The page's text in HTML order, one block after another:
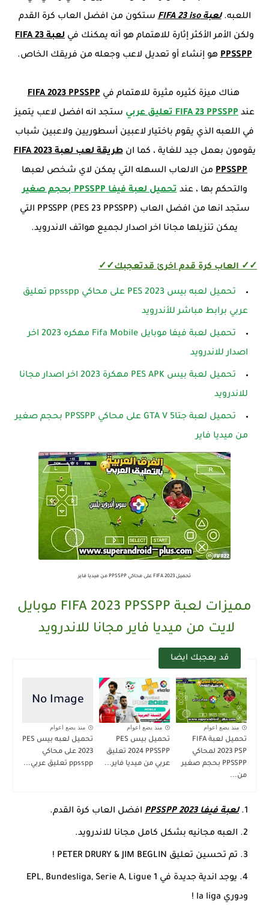
اللعبه.لعبة FIFA 23 iso
ستكون من افضل العاب كرة القدم
ولكن الأمر الأكثر إثارة للاهتمام هو أنه يمكنك في
لعبة FIFA 23
PPSSPPهو إنشاء أو تعديل لاعب وجعله من فريقك الخاص.
هناك ميزة كثيره مثيرة للاهتمام فيFIFA 2023 PPSSPP
عند FIFA 23 PPSSPP تعليق عربي
ستجد انه افضل لاعب يتميز
في اللعبه الذي يقوم باختيار لاعبين أسطوريين ولاعبين شباب
يقومون بعمل جيد للغاية ، كما ان
طريقة لعب لعبة FIFA 2023
PPSSPP من الالعاب السهله التي يمكن لاي شخص لعبها
والتحكم بها ، عندتحميل لعبة فيفا PPSSPP بحجم صغير
ستجد انها من افضل العاب (PPSSPP (PES 23 PPSSPP التي
يمكن تنزيلها مجانا اخر اصدار لجميع هواتف الاندرويد.
✓✓ العاب كرة قدم اخرئ قدتعجبك✓✓
تحميل لعبه بيس PES 2023 على محاكي ppsspp تعليق
عربي برابط مباشر للأندرويد
تحميل لعبة فيفا موبايل Fifa Mobile مهكره 2023 اخر
اصدار للاندرويد
تحميل لعبة بيس PES APK مهكرة 2023 اخر اصدار مجانا
للاندرويد
تحميل لعبة جتا5 GTA V على محاكي PPSSPP بحجم صغير
من ميديا فاير
تحميل FIFA 2023 على محاكي PPSSPP من ميديا فاير
مميزات لعبة FIFA 2023 PPSSPP موبايل
لايت من ميديا فاير مجانا للاندرويد
قد يعجبك ايضا
منذ بضع اعوام
تحميل لعبة FIFA
2023 PSP لمحاكي
PPSSPP بحجم صغير
من...
منذ بضع اعوام
تحميل بيس PES
2024 PPSSPP تعليق
عربي من ميديا فاير...
منذ بضع اعوام
تحميل لعبه بيس PES
2023 على محاكي
ppsspp تعليق عربي...
لعبة فيفا 2023 PPSSPP افضل العاب كرة القدم.
العبه مجانيه بشكل كامل مجانا للاندرويد.
تم تحسين تعليق PETER DRURY & JIM BEGLIN !
يوجد اندية جديدة في EPL, Bundesliga, Serie A, Ligue 1
ودوري la liga !